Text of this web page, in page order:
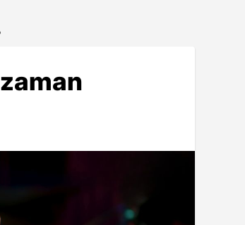
zaman